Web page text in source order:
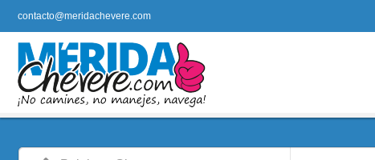
contacto@meridachevere.com